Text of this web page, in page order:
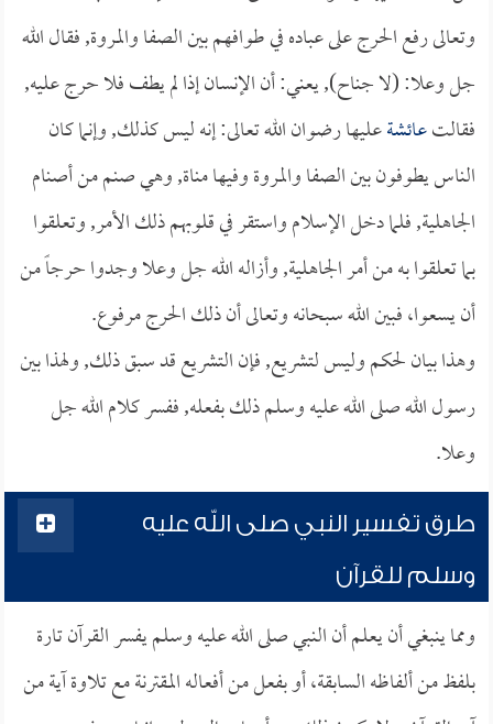
وتعالى رفع الحرج على عباده في طوافهم بين الصفا والمروة, فقال الله
جل وعلا: (لا جناح), يعني: أن الإنسان إذا لم يطف فلا حرج عليه,
فقالتعائشةعليها رضوان الله تعالى: إنه ليس كذلك, وإنما كان
الناس يطوفون بين الصفا والمروة وفيها مناة, وهي صنم من أصنام
الجاهلية, فلما دخل الإسلام واستقر في قلوبهم ذلك الأمر, وتعلقوا
بما تعلقوا به من أمر الجاهلية, وأزاله الله جل وعلا وجدوا حرجاً من
أن يسعوا، فبين الله سبحانه وتعالى أن ذلك الحرج مرفوع.
وهذا بيان لحكم وليس لتشريع, فإن التشريع قد سبق ذلك, ولهذا بين
رسول الله صلى الله عليه وسلم ذلك بفعله, ففسر كلام الله جل
وعلا.
طرق تفسير النبي صلى الله عليه
وسلم للقرآن
ومما ينبغي أن يعلم أن النبي صلى الله عليه وسلم يفسر القرآن تارة
بلفظ من ألفاظه السابقة، أو بفعل من أفعاله المقترنة مع تلاوة آية من